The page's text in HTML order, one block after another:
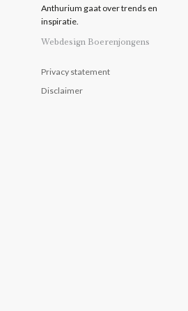
Anthurium gaat over trends en
inspiratie.
Webdesign Boerenjongens
Privacy statement
Disclaimer